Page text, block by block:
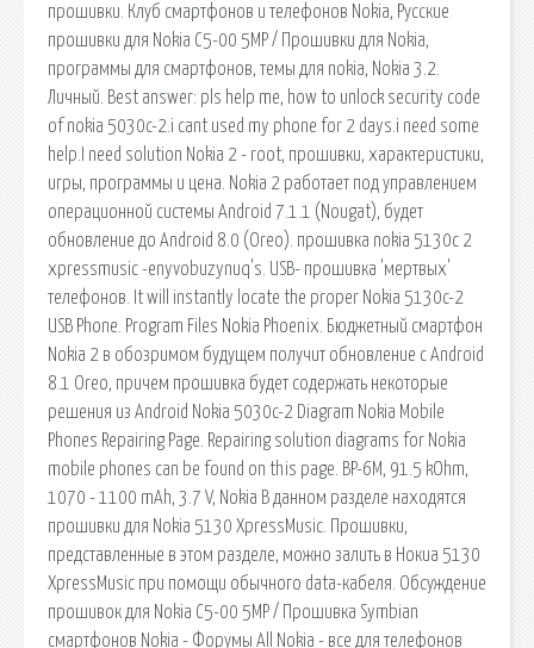
прошивки. Клуб смартфонов и телефонов Nokia, Русские
прошивки для Nokia C5-00 5MP / Прошивки для Nokia,
программы для смартфонов, темы для nokia, Nokia 3.2.
Личный. Best answer: pls help me, how to unlock security code
of nokia 5030c-2.i cant used my phone for 2 days.i need some
help.I need solution Nokia 2 - root, прошивки, характеристики,
игры, программы и цена. Nokia 2 работает под управлением
операционной системы Android 7.1.1 (Nougat), будет
обновление до Android 8.0 (Oreo). прошивка nokia 5130c 2
xpressmusic -enyvobuzynuq's. USB- прошивка 'мертвых'
телефонов. It will instantly locate the proper Nokia 5130c-2
USB Phone. Program Files Nokia Phoenix. Бюджетный смартфон
Nokia 2 в обозримом будущем получит обновление с Android
8.1 Oreo, причем прошивка будет содержать некоторые
решения из Android Nokia 5030c-2 Diagram Nokia Mobile
Phones Repairing Page. Repairing solution diagrams for Nokia
mobile phones can be found on this page. BP-6M, 91.5 kOhm,
1070 - 1100 mAh, 3.7 V, Nokia В данном разделе находятся
прошивки для Nokia 5130 XpressMusic. Прошивки,
представленные в этом разделе, можно залить в Нокиа 5130
XpressMusic при помощи обычного data-кабеля. Обсуждение
прошивок для Nokia C5-00 5MP / Прошивка Symbian
смартфонов Nokia - Форумы All Nokia - все для телефонов